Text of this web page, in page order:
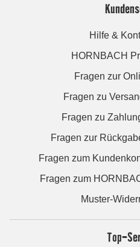
Hilfe &
HORNBACH
Fragen zur
Fragen zu
Fragen zu
Fragen zur
Fragen zum
Fragen zum
Muster-
Top-